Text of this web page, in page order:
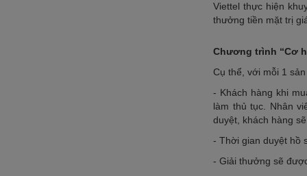
Viettel thực hiện
thưởng tiền mặt trị
Chương trình “Cơ
Cụ thể, với mỗi 1
- Khách hàng khi
làm thủ tục. Nhân
duyệt, khách hàng
- Thời gian duyệt hồ
- Giải thưởng sẽ